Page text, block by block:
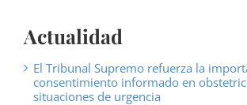
Actualidad
El Tribunal Supremo refuerza la
consentimiento informado en
situaciones de urgencia